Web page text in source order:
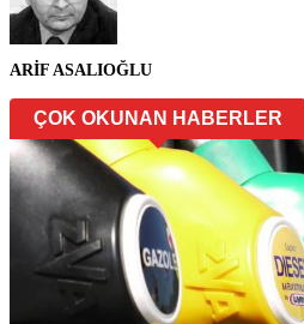
ARİF ASALIOĞLU
ÇOK OKUNAN HABERLER